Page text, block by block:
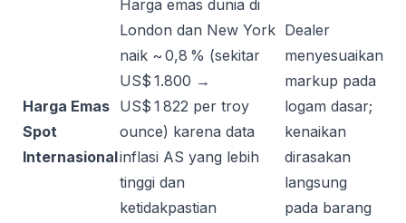
Harga Emas
Spot
Internasional
Harga emas dunia di
London dan New York
naik ~ 0,8 % (sekitar
US$ 1.800 →
US$ 1 822 per troy
ounce) karena data
inflasi AS yang lebih
tinggi dan
ketidakpastian
Dealer
menyesuaikan
markup pada
logam dasar;
kenaikan
dirasakan
langsung
pada barang